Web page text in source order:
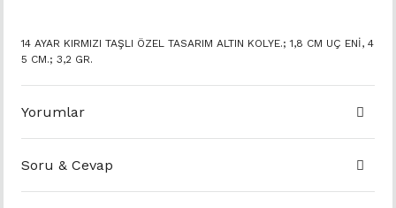
14 AYAR KIRMIZI TAŞLI ÖZEL TASARIM ALTIN KOLYE.; 1,8 CM UÇ ENİ, 4
5 CM.; 3,2 GR.
Yorumlar
Soru & Cevap